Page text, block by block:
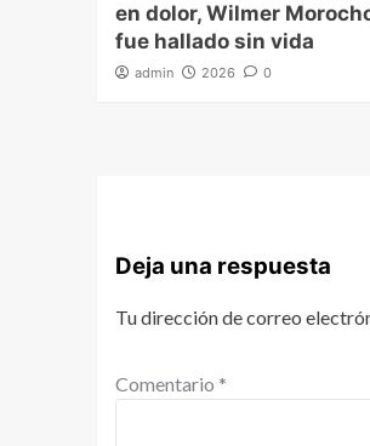
en dolor, Wilmer
fue hallado sin vida
admin 2026 0
Deja una respuesta
Tu dirección de correo
Comentario *